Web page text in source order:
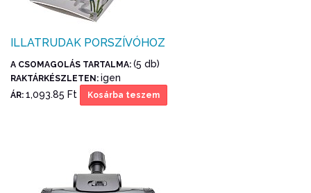
ILLATRUDAK PORSZÍVÓHOZ
A CSOMAGOLÁS TARTALMA: (5 db)
RAKTÁRKÉSZLETEN: igen
ÁR: 1,093.85 Ft Kosárba teszem